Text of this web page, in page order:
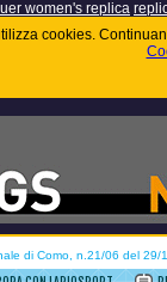
women's replica
cookies.
di Como, n.21/06 del 29/